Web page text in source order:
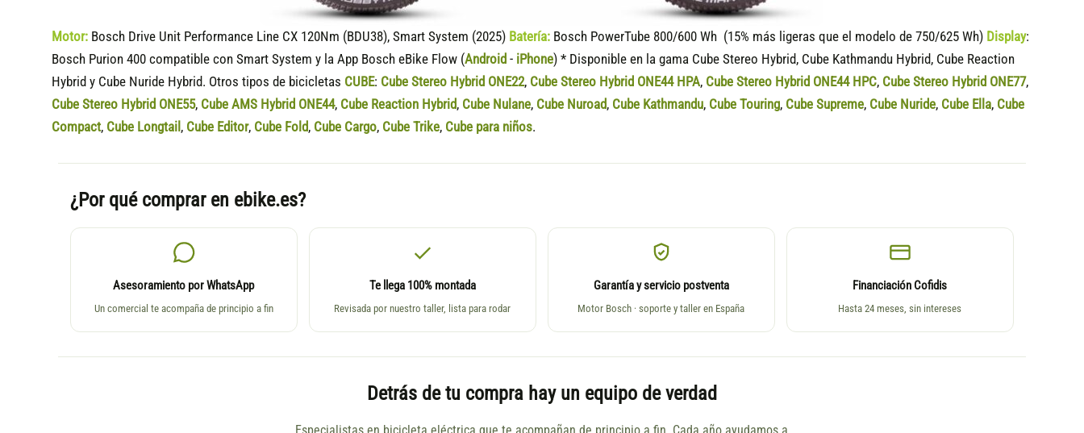
Motor:Bosch Drive Unit Performance Line CX 120Nm (BDU38), Smart System (2025) Batería:Bosch PowerTube 800/600 Wh (15% más ligeras que el modelo de 750/625 Wh) Display:
Bosch Purion 400 compatiblecon Smart System y la App Bosch eBike Flow (Android - iPhone) * Disponible en la gama Cube Stereo Hybrid, Cube Kathmandu Hybrid, Cube Reaction
Hybrid y Cube Nuride Hybrid. Otros tipos de bicicletas CUBE: Cube Stereo Hybrid ONE22, Cube Stereo Hybrid ONE44 HPA, Cube Stereo Hybrid ONE44 HPC, Cube Stereo Hybrid ONE77,
Cube Stereo Hybrid ONE55, Cube AMS Hybrid ONE44, Cube Reaction Hybrid, Cube Nulane, Cube Nuroad, Cube Kathmandu, Cube Touring, Cube Supreme, Cube Nuride, Cube Ella, Cube
Compact, Cube Longtail , Cube Editor, Cube Fold, Cube Cargo, Cube Trike, Cube para niños.
¿Por qué comprar en ebike.es?
Asesoramiento por WhatsApp
Un comercial te acompaña de principio a fin
Te llega 100% montada
Revisada por nuestro taller, lista para rodar
Garantía y servicio postventa
Motor Bosch · soporte y taller en España
Financiación Cofidis
Hasta 24 meses, sin intereses
Detrás de tu compra hay un equipo de verdad